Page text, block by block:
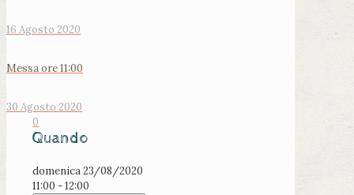
16 Agosto 2020
Messa ore 11:00
30 Agosto 2020
0
Quando
domenica 23/08/2020
11:00 - 12:00